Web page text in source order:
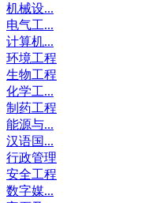
机械设...
电气工...
计算机...
环境工程
生物工程
化学工...
制药工程
能源与...
汉语国...
行政管理
安全工程
数字媒...